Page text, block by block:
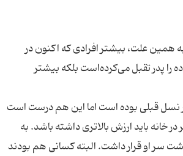
همین علت، بیشتر افرادی که اکنون در
را پدر تقبل می‌کرده‌است بلکه بیشتر
نسل قبلی بوده است اما این هم درست است
باید ارزش بالاتری داشته باشد. به
سر او قرار داشت. البته کسانی هم بودند